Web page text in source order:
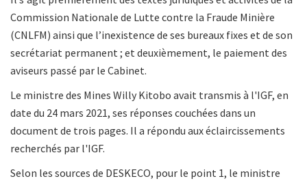
Commission Nationale de Lutte contre la Fraude Minière
(CNLFM) ainsi que l’inexistence de ses bureaux fixes et de son
secrétariat permanent ; et deuxièmement, le paiement des
aviseurs passé par le Cabinet.
Le ministre des Mines Willy Kitobo avait transmis à l'IGF, en
date du 24 mars 2021, ses réponses couchées dans un
document de trois pages. Il a répondu aux éclaircissements
recherchés par l'IGF.
Selon les sources de DESKECO, pour le point 1, le ministre